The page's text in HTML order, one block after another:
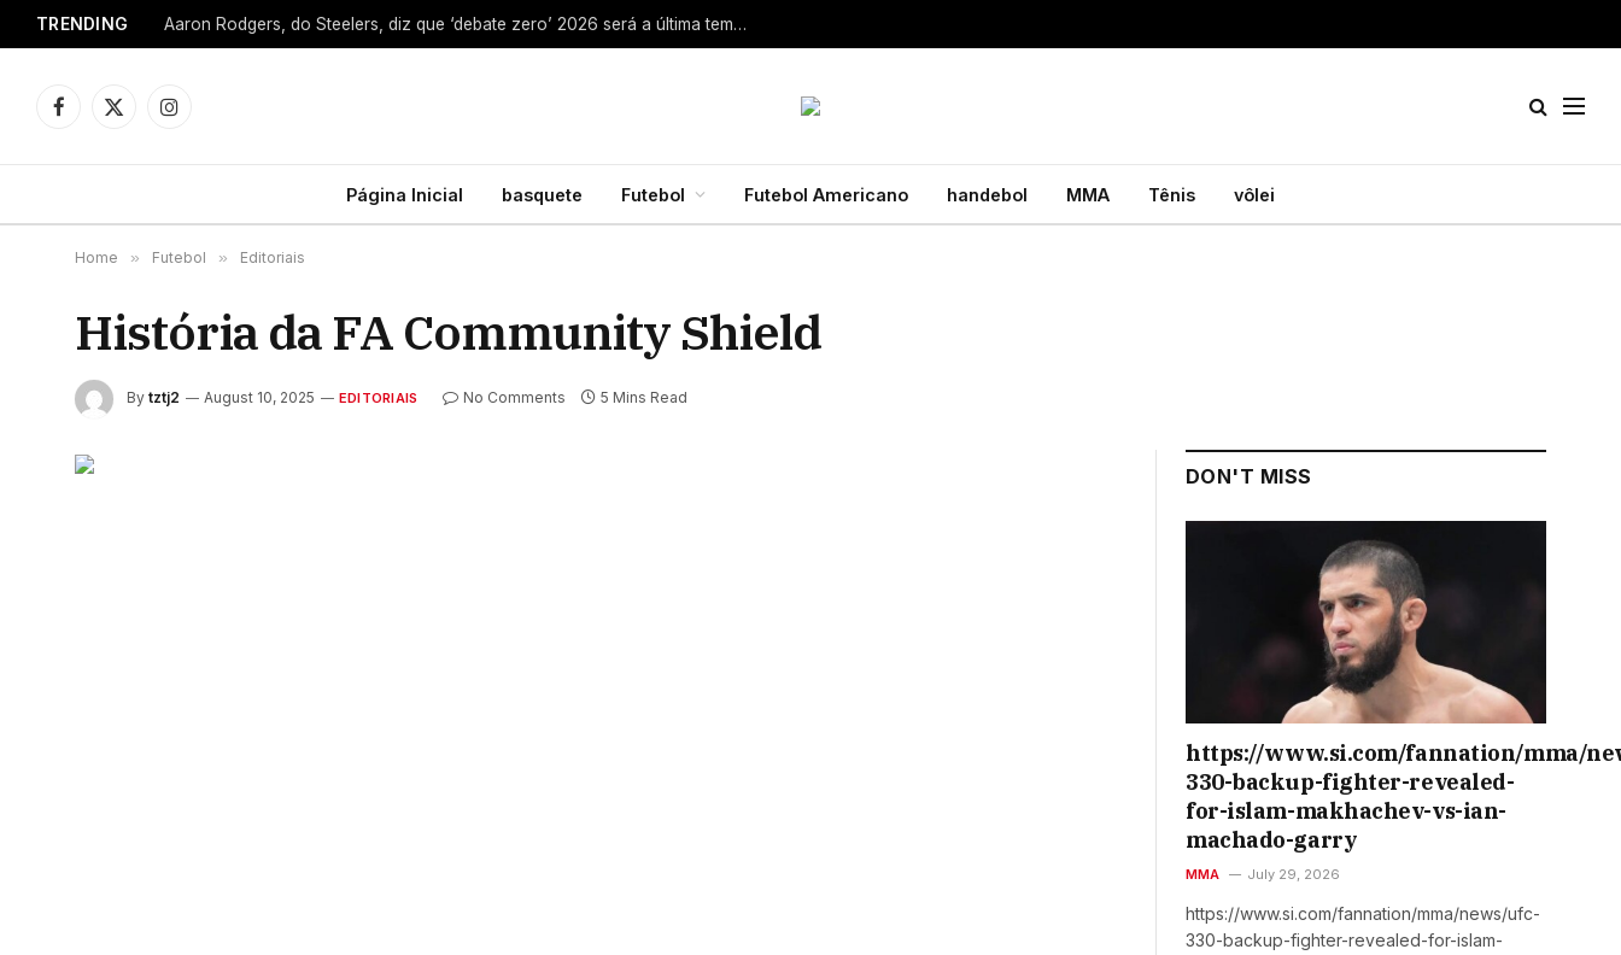
TRENDING Aaron Rodgers, do Steelers, diz que ‘debate zero’ 2026 será a última temporada da NFL 28 de julho de 2026
Facebook
X
Instagram
Página Inicial basquete Futebol Futebol Americano handebol MMA Tênis vôlei
Home » Futebol » Editoriais
História da FA Community Shield
By tztj2 August 10, 2025 EDITORIAIS No Comments 5 Mins Read
DON'T MISS
https://www.si.com/fannation/mma/
330-backup-fighter-revealed-
for-islam-makhachev-vs-ian-
machado-garry
MMA July 29, 2026
https://www.si.com/fannation/mma/news/ufc-
330-backup-fighter-revealed-for-islam-